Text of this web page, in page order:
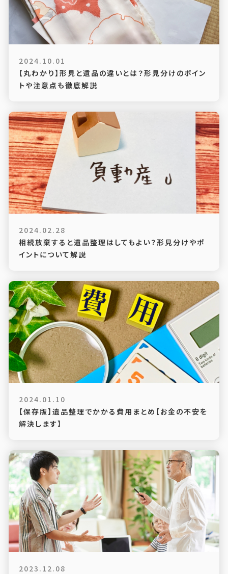
2024.10.01
【丸わかり】形見と遺品の違いとは？形見分けのポイン
トや注意点も徹底解説
2024.02.28
相続放棄すると遺品整理はしてもよい？形見分けやポ
イントについて解説
2024.01.10
【保存版】遺品整理でかかる費用まとめ【お金の不安を
解決します】
2023.12.08